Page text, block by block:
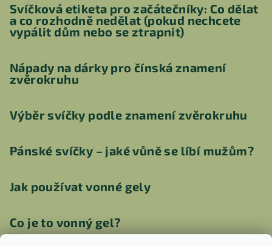
Svíčková etiketa pro začátečníky: Co dělat
a co rozhodně nedělat (pokud nechcete
vypálit dům nebo se ztrapnit)
Nápady na dárky pro čínská znamení
zvěrokruhu
Výběr svíčky podle znamení zvěrokruhu
Pánské svíčky – jaké vůně se líbí mužům?
Jak používat vonné gely
Co je to vonný gel?